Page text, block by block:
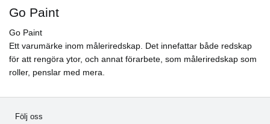
Go Paint
Go Paint
Ett varumärke inom måleriredskap. Det innefattar både redskap
för att rengöra ytor, och annat förarbete, som måleriredskap som
roller, penslar med mera.
Följ oss